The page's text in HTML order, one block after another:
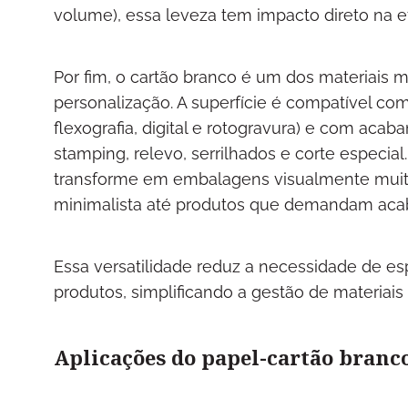
volume), essa leveza tem impacto direto na
Por fim, o cartão branco é um dos materiais
personalização. A superfície é compatível
flexografia, digital e rotogravura) e com
stamping, relevo, serrilhados e corte
transforme em embalagens visualmente
minimalista até produtos que demandam
Essa versatilidade reduz a necessidade de
produtos, simplificando a gestão de
Aplicações do papel-cartão